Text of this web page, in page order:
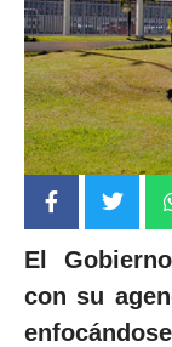
El
con su